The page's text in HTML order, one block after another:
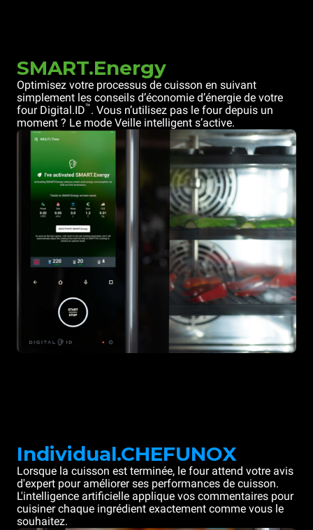
SMART.Energy
Optimisez votre processus de cuisson en suivant
simplement les conseils d’économie d’énergie de votre
four Digital.ID™. Vous n’utilisez pas le four depuis un
moment ? Le mode Veille intelligent s’active.
Individual.CHEFUNOX
Lorsque la cuisson est terminée, le four attend votre avis
d'expert pour améliorer ses performances de cuisson.
L'intelligence artificielle applique vos commentaires pour
cuisiner chaque ingrédient exactement comme vous le
souhaitez.